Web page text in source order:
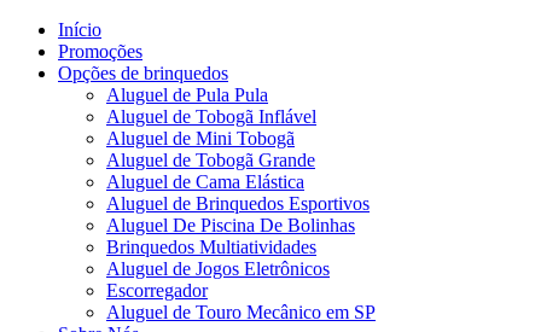
Menu
Início
Promoções
Opções de brinquedos
Aluguel de Pula Pula
Aluguel de Tobogã Inflável
Aluguel de Mini Tobogã
Aluguel de Tobogã Grande
Aluguel de Cama Elástica
Aluguel de Brinquedos Esportivos
Aluguel De Piscina De Bolinhas
Brinquedos Multiatividades
Aluguel de Jogos Eletrônicos
Escorregador
Aluguel de Touro Mecânico em SP